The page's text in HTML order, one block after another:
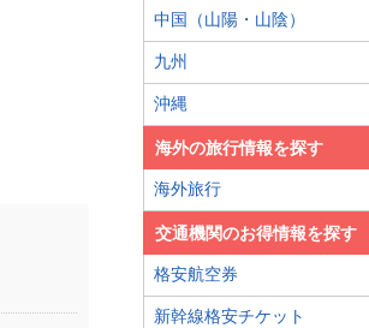
中国（山陽・山陰）
九州
沖縄
海外の旅行情報を探す
海外旅行
交通機関のお得情報を探す
格安航空券
新幹線格安チケット